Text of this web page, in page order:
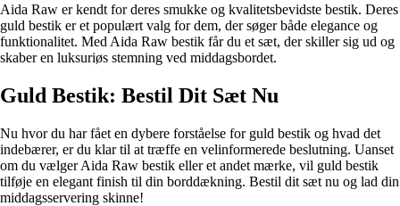
Aida Raw er kendt for deres smukke og kvalitetsbevidste bestik. Deres
guld bestik er et populært valg for dem, der søger både elegance og
funktionalitet. Med Aida Raw bestik får du et sæt, der skiller sig ud og
skaber en luksuriøs stemning ved middagsbordet.
Guld Bestik: Bestil Dit Sæt Nu
Nu hvor du har fået en dybere forståelse for guld bestik og hvad det
indebærer, er du klar til at træffe en velinformerede beslutning. Uanset
om du vælger Aida Raw bestik eller et andet mærke, vil guld bestik
tilføje en elegant finish til din borddækning. Bestil dit sæt nu og lad din
middagsservering skinne!